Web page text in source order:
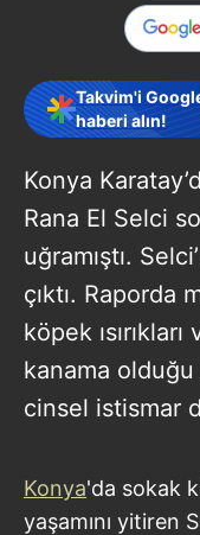
Takvim'i
haberi alın!
Konya
Rana El Selci
uğramıştı.
çıktı. Raporda
köpek
kanama olduğu
cinsel istismar
Konya'da sokak
yaşamını yitiren